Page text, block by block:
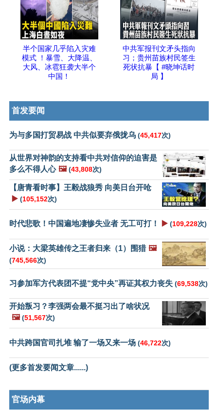
半个国家几乎陷入灾难
模式 ！暴雪、大降温、
大风、冰雹狂袭大半个
中国！
中共军报刊文矛头指向
习；贵州苗族村民签生
死状抗暴【 #晓坤话时
局 】
首发要闻
为与多国打贸易战 中共似要弃俄拢乌 (45,417次)
从世界对神韵的支持看中共对信仰的迫害是
多么不得人心 🖼️ (43,808次)
【唐青看时事】王毅战狼秀 向美日台开呛
▶️ (105,152次)
时代悲歌！中国遍地凄惨失业者 无工可打！ ▶️ (109,228次)
小说：大梁英雄传之王者归来（1）围猎 🖼️
(745,566次)
习参加军方代表团不提“党中央”再证其权力丧失 (69,538次)
开始叛习？李强两会最不挺习出了啥状况
🖼️ (51,567次)
中共跨国官司扎堆 输了一场又来一场 (46,722次)
(更多首发要闻文章......)
官场内幕